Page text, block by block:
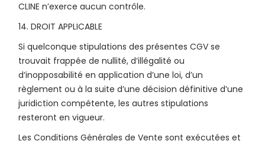
CLINE n’exerce aucun contrôle.
14. DROIT APPLICABLE
Si quelconque stipulations des présentes CGV se
trouvait frappée de nullité, d’illégalité ou
d’inopposabilité en application d’une loi, d’un
règlement ou à la suite d’une décision définitive d’une
juridiction compétente, les autres stipulations
resteront en vigueur.
Les Conditions Générales de Vente sont exécutées et